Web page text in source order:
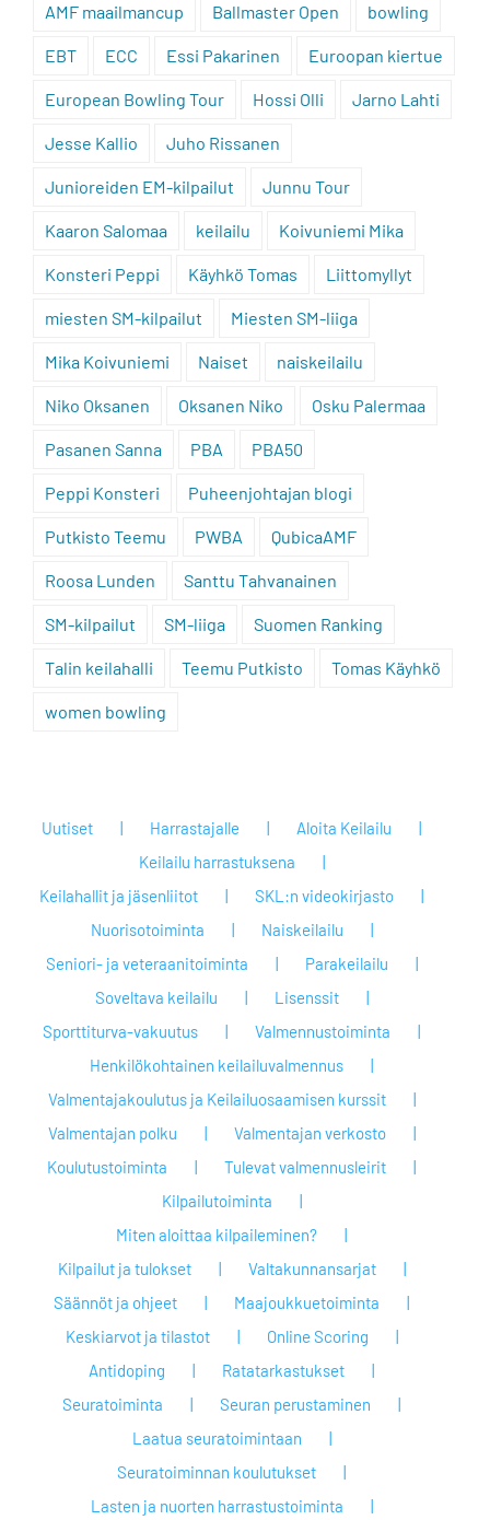
AMF maailmancup Ballmaster Open bowling
EBT ECC Essi Pakarinen Euroopan kiertue
European Bowling Tour Hossi Olli Jarno Lahti
Jesse Kallio Juho Rissanen
Junioreiden EM-kilpailut Junnu Tour
Kaaron Salomaa keilailu Koivuniemi Mika
Konsteri Peppi Käyhkö Tomas Liittomyllyt
miesten SM-kilpailut Miesten SM-liiga
Mika Koivuniemi Naiset naiskeilailu
Niko Oksanen Oksanen Niko Osku Palermaa
Pasanen Sanna PBA PBA50
Peppi Konsteri Puheenjohtajan blogi
Putkisto Teemu PWBA QubicaAMF
Roosa Lunden Santtu Tahvanainen
SM-kilpailut SM-liiga Suomen Ranking
Talin keilahalli Teemu Putkisto Tomas Käyhkö
women bowling
Uutiset Harrastajalle
Aloita Keilailu
Keilailu harrastuksena
Keilahallit ja jäsenliitot
SKL:n videokirjasto
Nuorisotoiminta
Naiskeilailu
Seniori- ja veteraanitoiminta
Parakeilailu
Soveltava keilailu
Lisenssit
Sporttiturva-vakuutus
Valmennustoiminta
Henkilökohtainen keilailuvalmennus
Valmentajakoulutus ja Keilailuosaamisen kurssit
Valmentajan polku
Valmentajan verkosto
Koulutustoiminta
Tulevat valmennusleirit
Kilpailutoiminta
Miten aloittaa kilpaileminen?
Kilpailut ja tulokset
Valtakunnansarjat
Säännöt ja ohjeet
Maajoukkuetoiminta
Keskiarvot ja tilastot
Online Scoring
Antidoping
Ratatarkastukset
Seuratoiminta
Seuran perustaminen
Laatua seuratoimintaan
Seuratoiminnan koulutukset
Lasten ja nuorten harrastustoiminta